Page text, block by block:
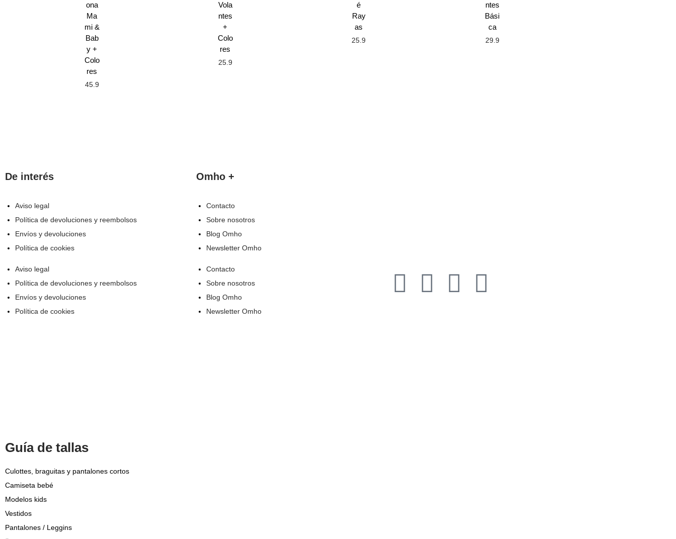
ona
Ma
mi &
Bab
y +
Colo
res
45.9
Vola
ntes
+
Colo
res
25.9
é
Ray
as
25.9
ntes
Bási
ca
29.9
De interés
Aviso legal
Política de devoluciones y reembolsos
Envíos y devoluciones
Política de cookies
Aviso legal
Política de devoluciones y reembolsos
Envíos y devoluciones
Política de cookies
Omho +
Contacto
Sobre nosotros
Blog Omho
Newsletter Omho
Contacto
Sobre nosotros
Blog Omho
Newsletter Omho
Guía de tallas
Culottes, braguitas y pantalones cortos
Camiseta bebé
Modelos kids
Vestidos
Pantalones / Leggins